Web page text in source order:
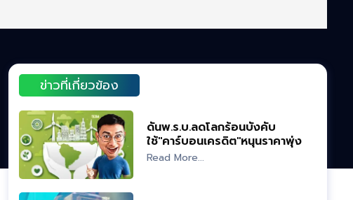
ข่าวที่เกี่ยวข้อง
ดันพ.ร.บ.ลดโลกร้อนบังคับ
ใช้"คาร์บอนเครดิต"หนุนราคาพุ่ง
4,000 ต่อตัน
Read More...